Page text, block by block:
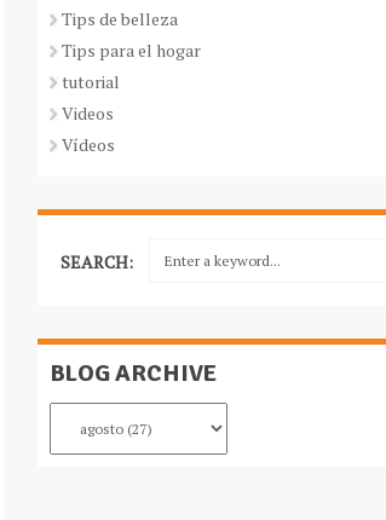
Tips de belleza
Tips para el hogar
tutorial
Videos
Vídeos
SEARCH:
BLOG ARCHIVE